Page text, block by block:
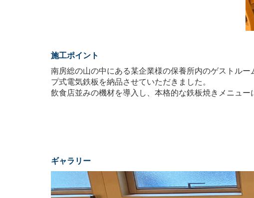
施工ポイント
南房総の山の中にある某企業様の保養所内のゲストルー
プ式電気鉄板を納品させていただきました。
飲食店並みの機材を導入し、本格的な鉄板焼きメニュー
ギャラリー